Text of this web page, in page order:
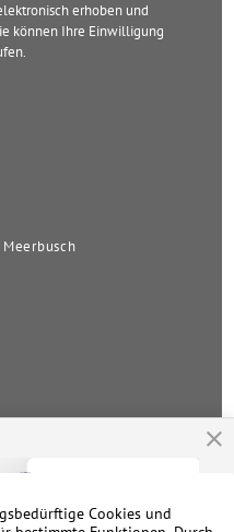
erhoben und
können Ihre Einwilligung